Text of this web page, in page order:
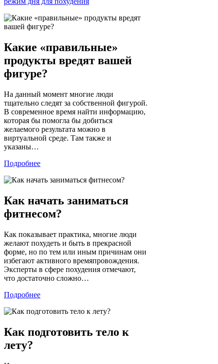
Какие «правильные»
продукты вредят вашей
фигуре?
На данный момент многие люди
тщательно следят за собственной фигурой.
В современное время найти информацию,
которая бы помогла бы добиться
желаемого результата можно в
виртуальной среде. Там также и
указаны…
Подробнее
Как начать заниматься
фитнесом?
Как показывает практика, многие люди
желают похудеть и быть в прекрасной
форме, но по тем или иным причинам они
избегают активного времяпровождения.
Эксперты в сфере похудения отмечают,
что достаточно сложно…
Подробнее
Как подготовить тело к
лету?